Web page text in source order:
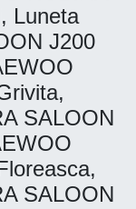
Luneta
J200
SALOON
SALOON